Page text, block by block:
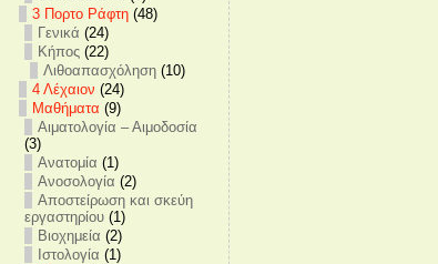
3 Πορτο Ράφτη(48)
Γενικά (24)
Κήπος(22)
Λιθοαπασχόληση(10)
4 Λέχαιον (24)
Mαθήματα (9)
Αιματολογία – Αιμοδοσία
(3)
Ανατομία (1)
Ανοσολογία (2)
Αποστείρωση και σκεύη
εργαστηρίου(1)
Βιοχημεία (2)
Ιστολογία (1)